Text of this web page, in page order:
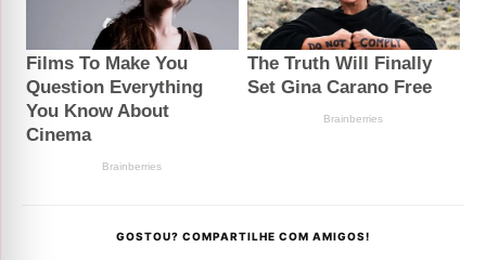
GOSTOU? COMPARTILHE COM AMIGOS!